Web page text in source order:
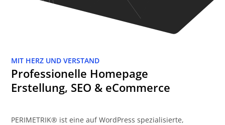
MIT HERZ UND VERSTAND
Professionelle Homepage
Erstellung, SEO & eCommerce
PERIMETRIK® ist eine auf WordPress spezialisierte,